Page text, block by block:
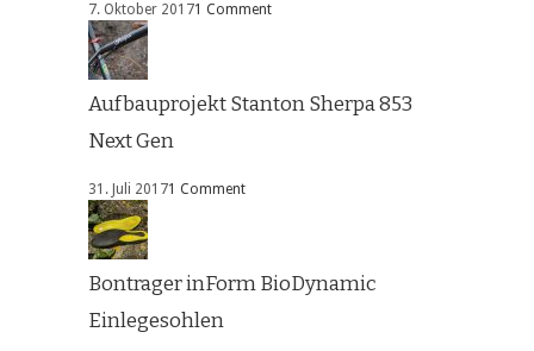
7. Oktober 20171 Comment
Aufbauprojekt Stanton Sherpa 853
Next Gen
31. Juli 20171 Comment
Bontrager inForm BioDynamic
Einlegesohlen